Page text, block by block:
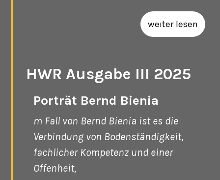
weiter lesen
Porträt Bernd Bienia
m Fall von Bernd Bienia ist es die
Verbindung von Bodenständigkeit,
fachlicher Kompetenz und einer
Offenheit,
HWR Ausgabe III 2025